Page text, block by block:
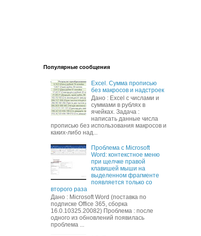
Популярные сообщения
Excel. Сумма прописью
без макросов и надстроек
Дано : Excel c числами и
суммами в рублях в
ячейках. Задача :
написать данные числа
прописью без использования макросов и
каких-либо над...
Проблема с Microsoft
Word: контекстное меню
при щелчке правой
клавишей мыши на
выделенном фрагменте
появляется только со
второго раза
Дано : Microsoft Word (поставка по
подписке Office 365, сборка
16.0.10325.20082) Проблема : после
одного из обновлений появилась
проблема ...